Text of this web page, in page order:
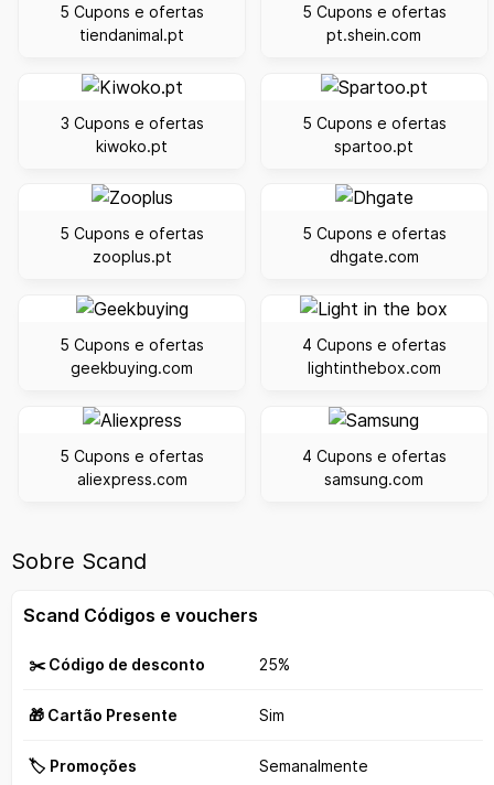
5 Cupons e ofertas
tiendanimal.pt
5 Cupons e ofertas
pt.shein.com
3 Cupons e ofertas
kiwoko.pt
5 Cupons e ofertas
spartoo.pt
5 Cupons e ofertas
zooplus.pt
5 Cupons e ofertas
dhgate.com
5 Cupons e ofertas
geekbuying.com
4 Cupons e ofertas
lightinthebox.com
5 Cupons e ofertas
aliexpress.com
4 Cupons e ofertas
samsung.com
Sobre Scand
Scand Códigos e vouchers
✂️ Código de desconto 25%
🎁 Cartão Presente Sim
🏷️ Promoções Semanalmente